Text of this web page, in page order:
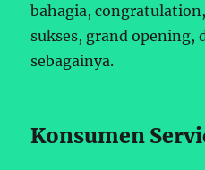
bahagia,
sukses, grand opening,
sebagainya.
Konsumen